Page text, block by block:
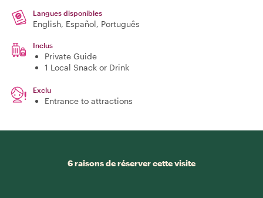
Langues disponibles
English, Español, Português
Inclus
Private Guide
1 Local Snack or Drink
Exclu
Entrance to attractions
6 raisons de réserver cette visite